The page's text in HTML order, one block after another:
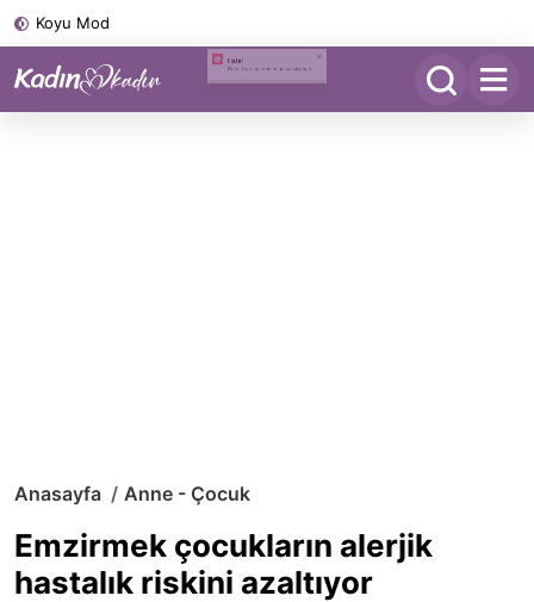
Koyu Mod
Anasayfa Anne - Çocuk
Emzirmek çocukların alerjik
hastalık riskini azaltıyor